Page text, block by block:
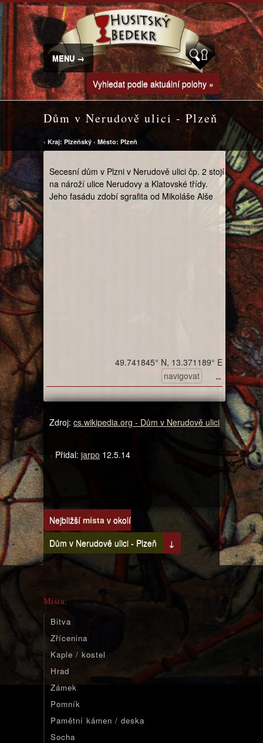
MENU →
Vyhledat podle aktuální polohy »
Dům v Nerudově ulici - Plzeň
› Kraj: Plzeňský › Město: Plzeň
Secesní dům v Plzni v Nerudově ulici čp. 2 stojí
na nároží ulice Nerudovy a Klatovské třídy.
Jeho fasádu zdobí sgrafita od Mikoláše Alše
↔
49.741845° N, 13.371189° E
navigovat
Zdroj: cs.wikipedia.org - Dům v Nerudově ulici
Přidal: jarpo 12.5.14
Nejbližší místa v okolí
Dům v Nerudově ulici - Plzeň
↓
Místa:
Bitva
Zřícenina
Kaple / kostel
Hrad
Zámek
Pomník
Pamětní kámen / deska
Socha